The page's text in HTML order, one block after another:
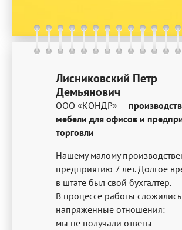
Лисниковский Петр
Демьянович
ООО «КОНДР» —
мебели для офисов и
торговли
Нашему малому
предприятию 7 лет. Долгое
в штате был свой бухгалтер.
В процессе работы сложились
напряженные отношения:
мы не получали ответы